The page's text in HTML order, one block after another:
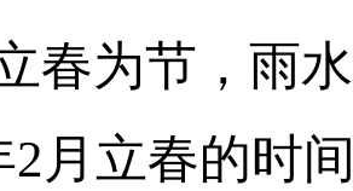
春为节，雨
2月立春的时